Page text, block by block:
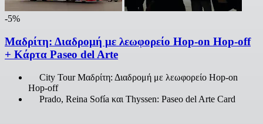
-5%
Μαδρίτη: Διαδρομή με λεωφορείο Hop-on Hop-off
+ Κάρτα Paseo del Arte
City Tour Μαδρίτη: Διαδρομή με λεωφορείο Hop-on
Hop-off
Prado, Reina Sofía και Thyssen: Paseo del Arte Card